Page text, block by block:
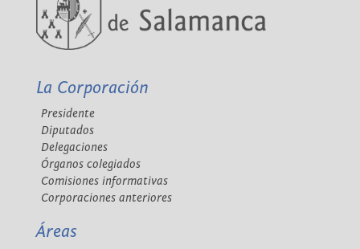
La Corporación
Presidente
Diputados
Delegaciones
Órganos colegiados
Comisiones informativas
Corporaciones anteriores
Áreas